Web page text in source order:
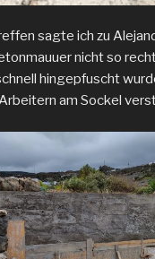
sagte ich zu
nicht so
hingepfuscht
am Sockel